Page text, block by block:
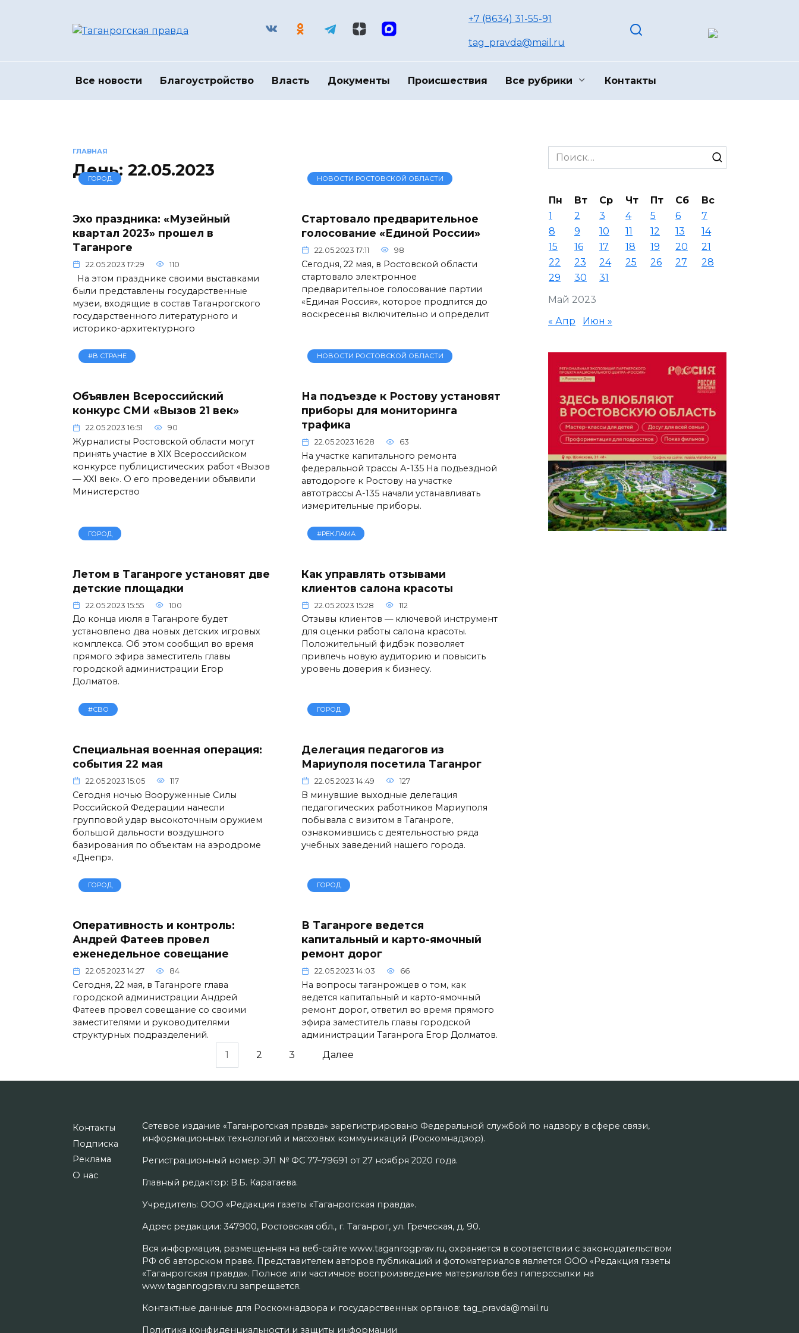
+7 (8634) 31-55-91
tag_pravda@mail.ru
Все новости Благоустройство Власть Документы Происшествия Все рубрики Контакты
ГЛАВНАЯ
День: 22.05.2023
ГОРОД
Эхо праздника: «Музейный
квартал 2023» прошел в
Таганроге
22.05.2023 17:29 110
На этом празднике своими выставками
были представлены государственные
музеи, входящие в состав Таганрогского
государственного литературного и
историко-архитектурного
НОВОСТИ РОСТОВСКОЙ ОБЛАСТИ
Стартовало предварительное
голосование «Единой России»
22.05.2023 17:11 98
Сегодня, 22 мая, в Ростовской области
стартовало электронное
предварительное голосование партии
«Единая Россия», которое продлится до
воскресенья включительно и определит
#В СТРАНЕ
Объявлен Всероссийский
конкурс СМИ «Вызов 21 век»
22.05.2023 16:51 90
Журналисты Ростовской области могут
принять участие в XIX Всероссийском
конкурсе публицистических работ «Вызов
— XXI век». О его проведении объявили
Министерство
НОВОСТИ РОСТОВСКОЙ ОБЛАСТИ
На подъезде к Ростову установят
приборы для мониторинга
трафика
22.05.2023 16:28 63
На участке капитального ремонта
федеральной трассы А-135 На подъездной
автодороге к Ростову на участке
автотрассы А-135 начали устанавливать
измерительные приборы.
ГОРОД
Летом в Таганроге установят две
детские площадки
22.05.2023 15:55 100
До конца июля в Таганроге будет
установлено два новых детских игровых
комплекса. Об этом сообщил во время
прямого эфира заместитель главы
городской администрации Егор
Долматов.
#РЕКЛАМА
Как управлять отзывами
клиентов салона красоты
22.05.2023 15:28 112
Отзывы клиентов — ключевой инструмент
для оценки работы салона красоты.
Положительный фидбэк позволяет
привлечь новую аудиторию и повысить
уровень доверия к бизнесу.
#СВО
Специальная военная операция:
события 22 мая
22.05.2023 15:05 117
Сегодня ночью Вооруженные Силы
Российской Федерации нанесли
групповой удар высокоточным оружием
большой дальности воздушного
базирования по объектам на аэродроме
«Днепр».
ГОРОД
Делегация педагогов из
Мариуполя посетила Таганрог
22.05.2023 14:49 127
В минувшие выходные делегация
педагогических работников Мариуполя
побывала с визитом в Таганроге,
ознакомившись с деятельностью ряда
учебных заведений нашего города.
ГОРОД
Оперативность и контроль:
Андрей Фатеев провел
еженедельное совещание
22.05.2023 14:27 84
Сегодня, 22 мая, в Таганроге глава
городской администрации Андрей
Фатеев провел совещание со своими
заместителями и руководителями
структурных подразделений.
ГОРОД
В Таганроге ведется
капитальный и карто-ямочный
ремонт дорог
22.05.2023 14:03 66
На вопросы таганрожцев о том, как
ведется капитальный и карто-ямочный
ремонт дорог, ответил во время прямого
эфира заместитель главы городской
администрации Таганрога Егор Долматов.
1 2 3 Далее
Search
for:
Май 2023
Пн Вт Ср Чт Пт Сб
Вс
1
2 3 4 5 6
7
8
9 10 11 12 13
14
15
16 17 18 19 20
21
22
23 24 25 26 27
28
29
30 31
« Апр Июн »
Контакты
Подписка
Реклама
О нас
Сетевое издание «Таганрогская правда» зарегистрировано Федеральной службой по надзору в сфере связи,
информационных технологий и массовых коммуникаций (Роскомнадзор).
Регистрационный номер: ЭЛ № ФС 77–79691 от 27 ноября 2020 года.
Главный редактор: В.Б. Каратаева.
Учредитель: ООО «Редакция газеты «Таганрогская правда».
Адрес редакции: 347900, Ростовская обл., г. Таганрог, ул. Греческая, д. 90.
Вся информация, размещенная на веб-сайте www.taganrogprav.ru, охраняется в соответствии с законодательством
РФ об авторском праве. Представителем авторов публикаций и фотоматериалов является ООО «Редакция газеты
«Таганрогская правда». Полное или частичное воспроизведение материалов без гиперссылки на
www.taganrogprav.ru запрещается.
Контактные данные для Роскомнадзора и государственных органов: tag_pravda@mail.ru
Политика конфиденциальности и защиты информации